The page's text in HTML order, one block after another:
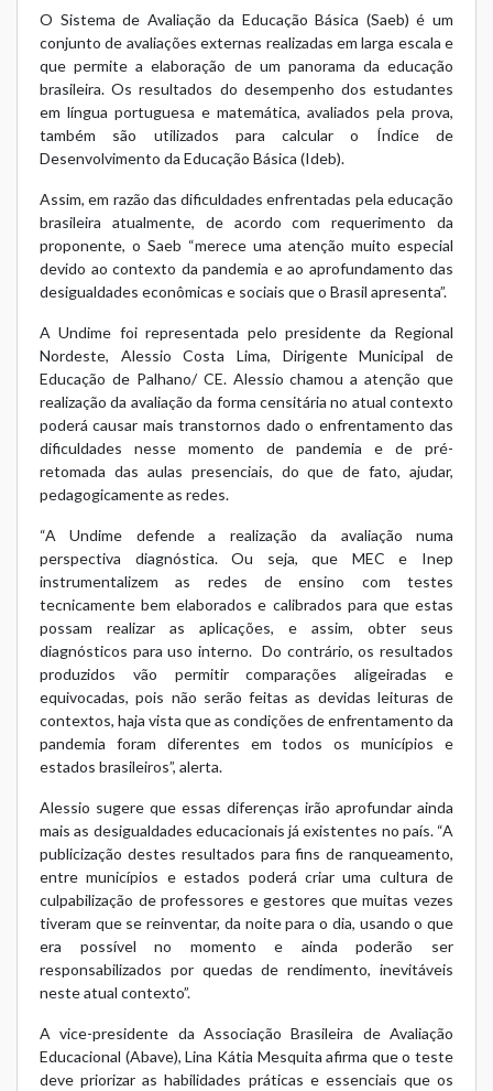
O Sistema de Avaliação da Educação Básica (Saeb) é um
conjunto de avaliações externas realizadas em larga escala e
que permite a elaboração de um panorama da educação
brasileira. Os resultados do desempenho dos estudantes
em língua portuguesa e matemática, avaliados pela prova,
também são utilizados para calcular o Índice de
Desenvolvimento da Educação Básica (Ideb).
Assim, em razão das dificuldades enfrentadas pela educação
brasileira atualmente, de acordo com requerimento da
proponente, o Saeb “merece uma atenção muito especial
devido ao contexto da pandemia e ao aprofundamento das
desigualdades econômicas e sociais que o Brasil apresenta”.
A Undime foi representada pelo presidente da Regional
Nordeste, Alessio Costa Lima, Dirigente Municipal de
Educação de Palhano/ CE. Alessio chamou a atenção que
realização da avaliação da forma censitária no atual contexto
poderá causar mais transtornos dado o enfrentamento das
dificuldades nesse momento de pandemia e de pré-
retomada das aulas presenciais, do que de fato, ajudar,
pedagogicamente as redes.
“A Undime defende a realização da avaliação numa
perspectiva diagnóstica. Ou seja, que MEC e Inep
instrumentalizem as redes de ensino com testes
tecnicamente bem elaborados e calibrados para que estas
possam realizar as aplicações, e assim, obter seus
diagnósticos para uso interno. Do contrário, os resultados
produzidos vão permitir comparações aligeiradas e
equivocadas, pois não serão feitas as devidas leituras de
contextos, haja vista que as condições de enfrentamento da
pandemia foram diferentes em todos os municípios e
estados brasileiros”, alerta.
Alessio sugere que essas diferenças irão aprofundar ainda
mais as desigualdades educacionais já existentes no país. “A
publicização destes resultados para fins de ranqueamento,
entre municípios e estados poderá criar uma cultura de
culpabilização de professores e gestores que muitas vezes
tiveram que se reinventar, da noite para o dia, usando o que
era possível no momento e ainda poderão ser
responsabilizados por quedas de rendimento, inevitáveis
neste atual contexto”.
A vice-presidente da Associação Brasileira de Avaliação
Educacional (Abave), Lina Kátia Mesquita afirma que o teste
deve priorizar as habilidades práticas e essenciais que os